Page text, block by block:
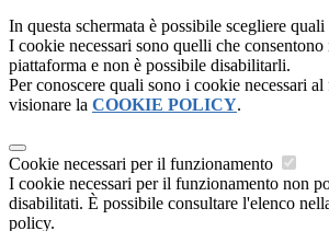
In questa schermata è possibile scegliere
I cookie necessari sono quelli che
piattaforma e non è possibile disabilitarli.
Per conoscere quali sono i cookie necessari
visionare la COOKIE POLICY.
Cookie necessari per il funzionamento
I cookie necessari per il funzionamento non
disabilitati. È possibile consultare l'elenco
policy.